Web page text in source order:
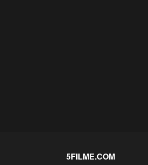
5FILME.COM